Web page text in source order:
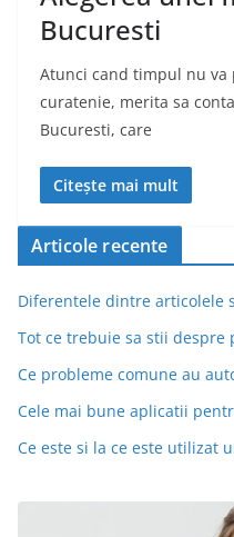
Bucuresti
Atunci cand timpul nu va
curatenie, merita sa
Bucuresti, care
Citește mai mult
Articole recente
Diferentele dintre articolele
Tot ce trebuie sa stii despre
Ce probleme comune au
Cele mai bune aplicatii
Ce este si la ce este utilizat